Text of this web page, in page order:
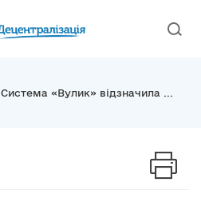
Система «Вулик» відзначила ...